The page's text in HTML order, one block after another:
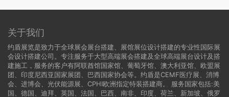
关于我们
约盾展览是致力于全球展会展台搭建、展馆展位设计搭建的专业性国际展
会设计搭建公司。专注服务于大型高端展会搭建及全球高端展台设计及搭
建施工，服务的客户有阿联酋馆国家馆、葡萄牙馆、澳大利亚馆、欧盟展
团、印度尼西亚国家展团、巴西国家协会等。约盾是CEMF医疗展、消博
会、进博会、光伏能源展、CPHI欧洲指定特装搭建商。 服务国家包括:美
国
德国 、迪拜、英国、法国、巴西、南非、印度、荷兰、新加坡、俄罗